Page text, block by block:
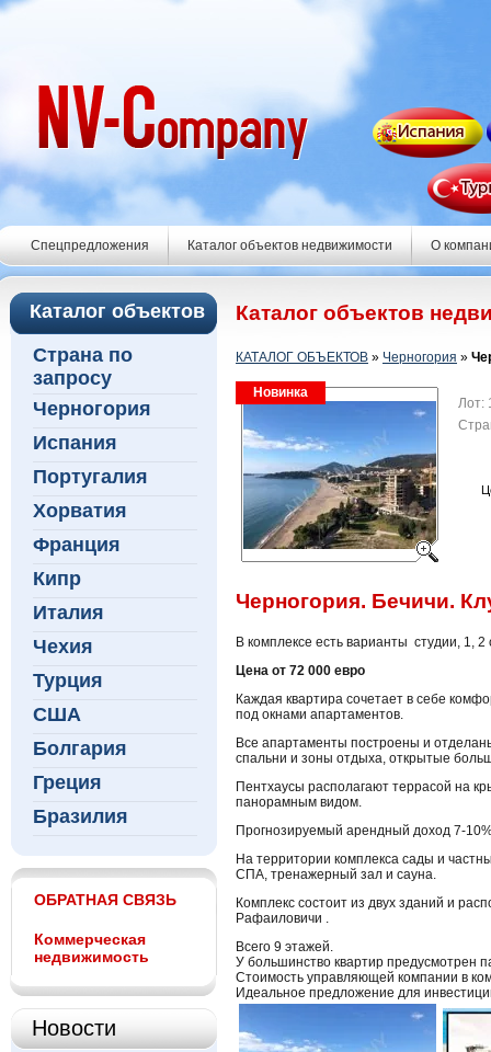
Спецпредложения Каталог объектов недвижимости О
Каталог объектов
Страна по
запросу
Черногория
Испания
Португалия
Хорватия
Франция
Кипр
Италия
Чехия
Турция
США
Болгария
Греция
Бразилия
ОБРАТНАЯ СВЯЗЬ
Коммерческая
недвижимость
Новости
Каталог объектов
КАТАЛОГ ОБЪЕКТОВ » Черногория »
Новинка
Лот:
Черногория. Бечичи.
В комплексе есть варианты студии, 1,
Цена от 72 000 евро
Каждая квартира сочетает в себе
под окнами апартаментов.
Все апартаменты построены и
спальни и зоны отдыха, открытые
Пентхаусы располагают террасой на
панорамным видом.
Прогнозируемый арендный доход 7-
На территории комплекса сады и
СПА, тренажерный зал и сауна.
Комплекс состоит из двух зданий и
Рафаиловичи .
Всего 9 этажей.
У большинство квартир предусмотрен
Стоимость управляющей компании в
Идеальное предложение для